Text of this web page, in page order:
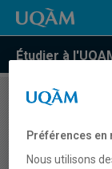
Étudier à
COURS//
musique au
Préférences
Nous utilisons